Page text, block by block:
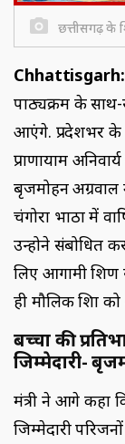
छत्तीसगढ़ के
Chhattisgarh:
पाठ्यक्रम के
आएंगे. प्रदेशभर के
प्राणायाम
बृजमोहन
चंगोरा भाठा में
उन्होने संबोधित
लिए आगामी
ही मौलिक शिक्षा
बच्चों की
जिम्मेदारी-
मंत्री ने आगे कहा
जिम्मेदारी